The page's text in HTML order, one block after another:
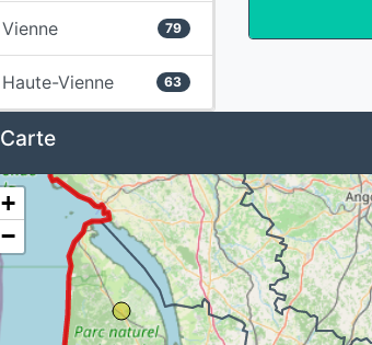
Vienne 79
Haute-Vienne 63
Carte
+
−